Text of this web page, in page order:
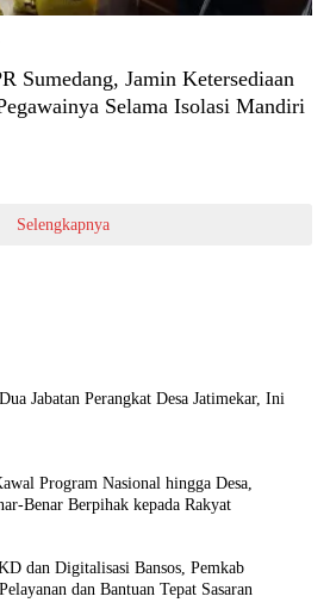
Sumedang, Jamin Ketersediaan
Selama Isolasi Mandiri
Selengkapnya
Jabatan Perangkat Desa Jatimekar, Ini
Program Nasional hingga Desa,
Benar Berpihak kepada Rakyat
dan Digitalisasi Bansos, Pemkab
dan Bantuan Tepat Sasaran